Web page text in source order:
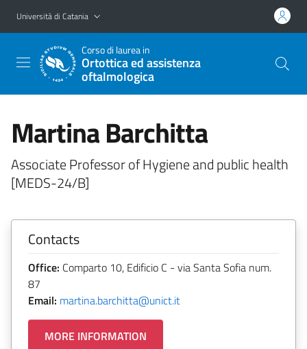
Vai al contenuto principale
Vai al menu di navigazione
Università di Catania
Corso di laurea in
Ortottica ed assistenza
oftalmologica
Martina Barchitta
Associate Professor of Hygiene and public health
[MEDS-24/B]
Contacts
Office: Comparto 10, Edificio C - via Santa Sofia num.
87
Email: martina.barchitta@unict.it
MORE INFORMATION